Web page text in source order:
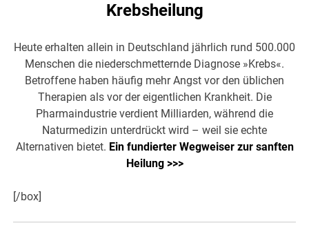
Krebsheilung
Heute erhalten allein in Deutschland jährlich rund 500.000
Menschen die niederschmetternde Diagnose »Krebs«.
Betroffene haben häufig mehr Angst vor den üblichen
Therapien als vor der eigentlichen Krankheit. Die
Pharmaindustrie verdient Milliarden, während die
Naturmedizin unterdrückt wird – weil sie echte
Alternativen bietet. Ein fundierter Wegweiser zur sanften
Heilung >>>
[/box]